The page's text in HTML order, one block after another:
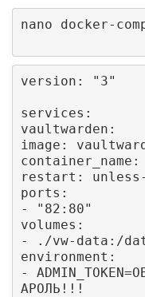
nano docker-
version: "3"
services:
vaultwarden:
image:
restart: unless-
ports:
- "82:80"
volumes:
- ./vw-data:/
environment:
-
АРОЛЬ!!!